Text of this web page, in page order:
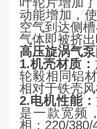
动能增加，
空气到达侧
气体即被挤
高压旋涡气泵
1.机壳材质：
轮毅相同铝
相对于铁壳
2.电机性能：
是一款宽频
相：220/